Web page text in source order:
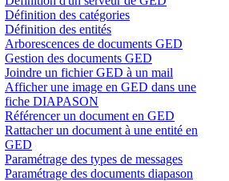
Définition des catégories
Définition des entités
Arborescences de documents GED
Gestion des documents GED
Joindre un fichier GED à un mail
Afficher une image en GED dans une
fiche DIAPASON
Référencer un document en GED
Rattacher un document à une entité en
GED
Paramétrage des types de messages
Paramétrage des documents diapason